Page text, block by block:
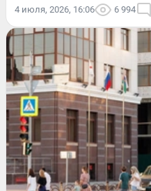
4 июля, 2026, 16:06 6 994